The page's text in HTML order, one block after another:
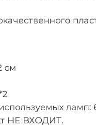
см
ламп:
НЕ ВХОДИТ.